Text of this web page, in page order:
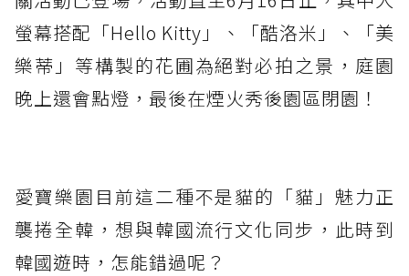
螢幕搭配「Hello Kitty」、「酷洛米」、「美
樂蒂」等構製的花圃為絕對必拍之景，庭園
晚上還會點燈，最後在煙火秀後園區閉園！
愛寶樂園目前這二種不是貓的「貓」魅力正
襲捲全韓，想與韓國流行文化同步，此時到
韓國遊時，怎能錯過呢？